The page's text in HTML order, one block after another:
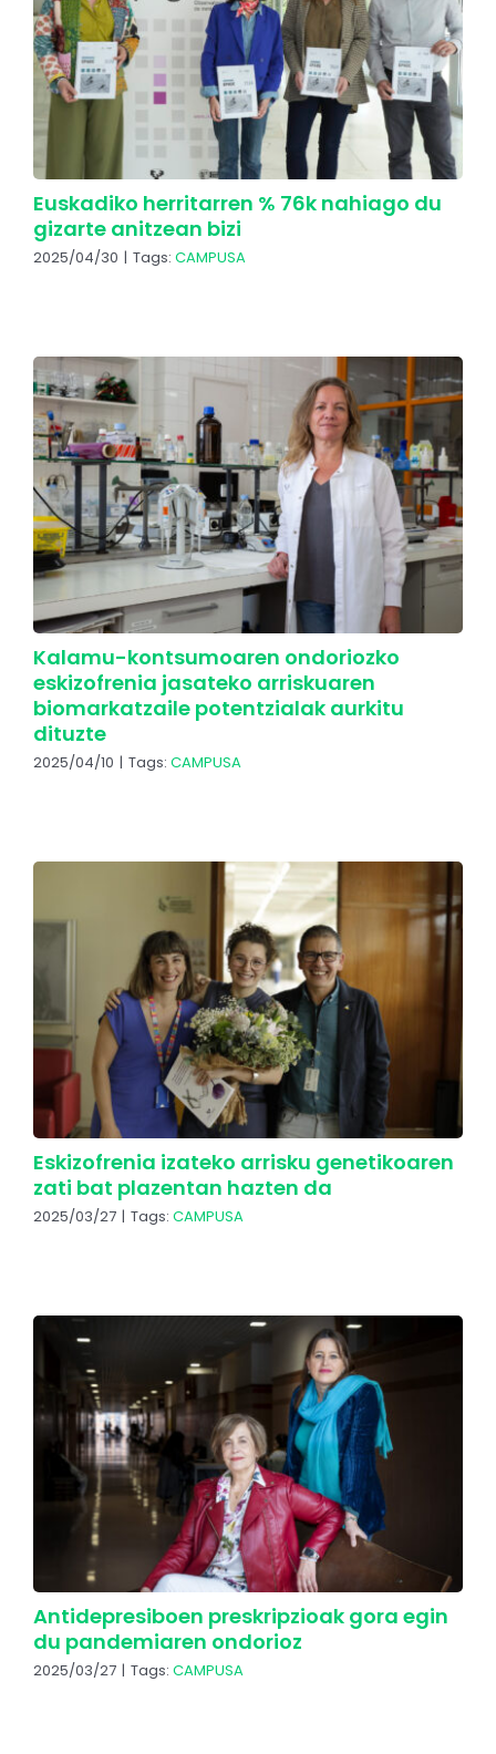
Euskadiko herritarren % 76k nahiago du
gizarte anitzean bizi
2025/04/30 | Tags: CAMPUSA
Kalamu-kontsumoaren ondoriozko
eskizofrenia jasateko arriskuaren
biomarkatzaile potentzialak aurkitu
dituzte
2025/04/10 | Tags: CAMPUSA
Eskizofrenia izateko arrisku genetikoaren
zati bat plazentan hazten da
2025/03/27 | Tags: CAMPUSA
Antidepresiboen preskripzioak gora egin
du pandemiaren ondorioz
2025/03/27 | Tags: CAMPUSA